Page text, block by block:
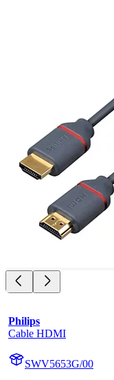
Philips
Cable HDMI
SWV5653G/00